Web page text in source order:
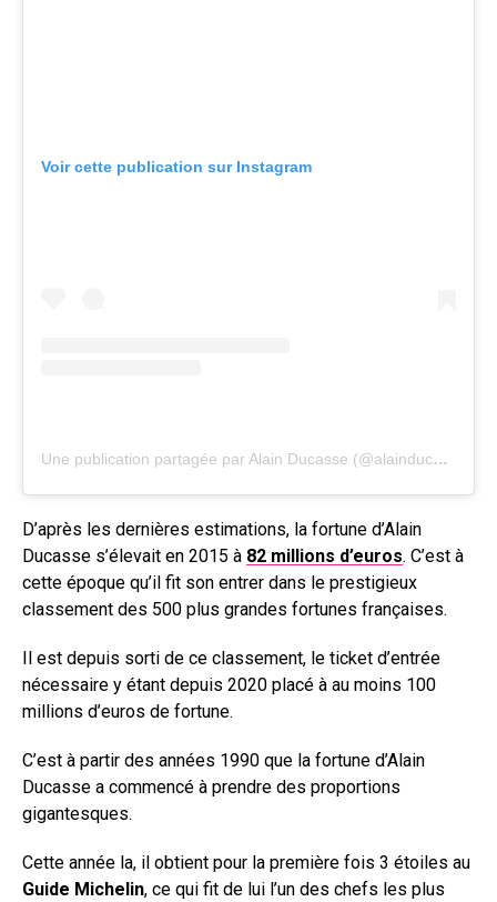
Voir cette publication sur Instagram
Une publication partagée par Alain Ducasse (@alainducasse)
D’après les dernières estimations, la fortune d’Alain
Ducasse s’élevait en 2015 à 82 millions d’euros. C’est à
cette époque qu’il fit son entrer dans le prestigieux
classement des 500 plus grandes fortunes françaises.
Il est depuis sorti de ce classement, le ticket d’entrée
nécessaire y étant depuis 2020 placé à au moins 100
millions d’euros de fortune.
C’est à partir des années 1990 que la fortune d’Alain
Ducasse a commencé à prendre des proportions
gigantesques.
Cette année la, il obtient pour la première fois 3 étoiles au
Guide Michelin, ce qui fit de lui l’un des chefs les plus